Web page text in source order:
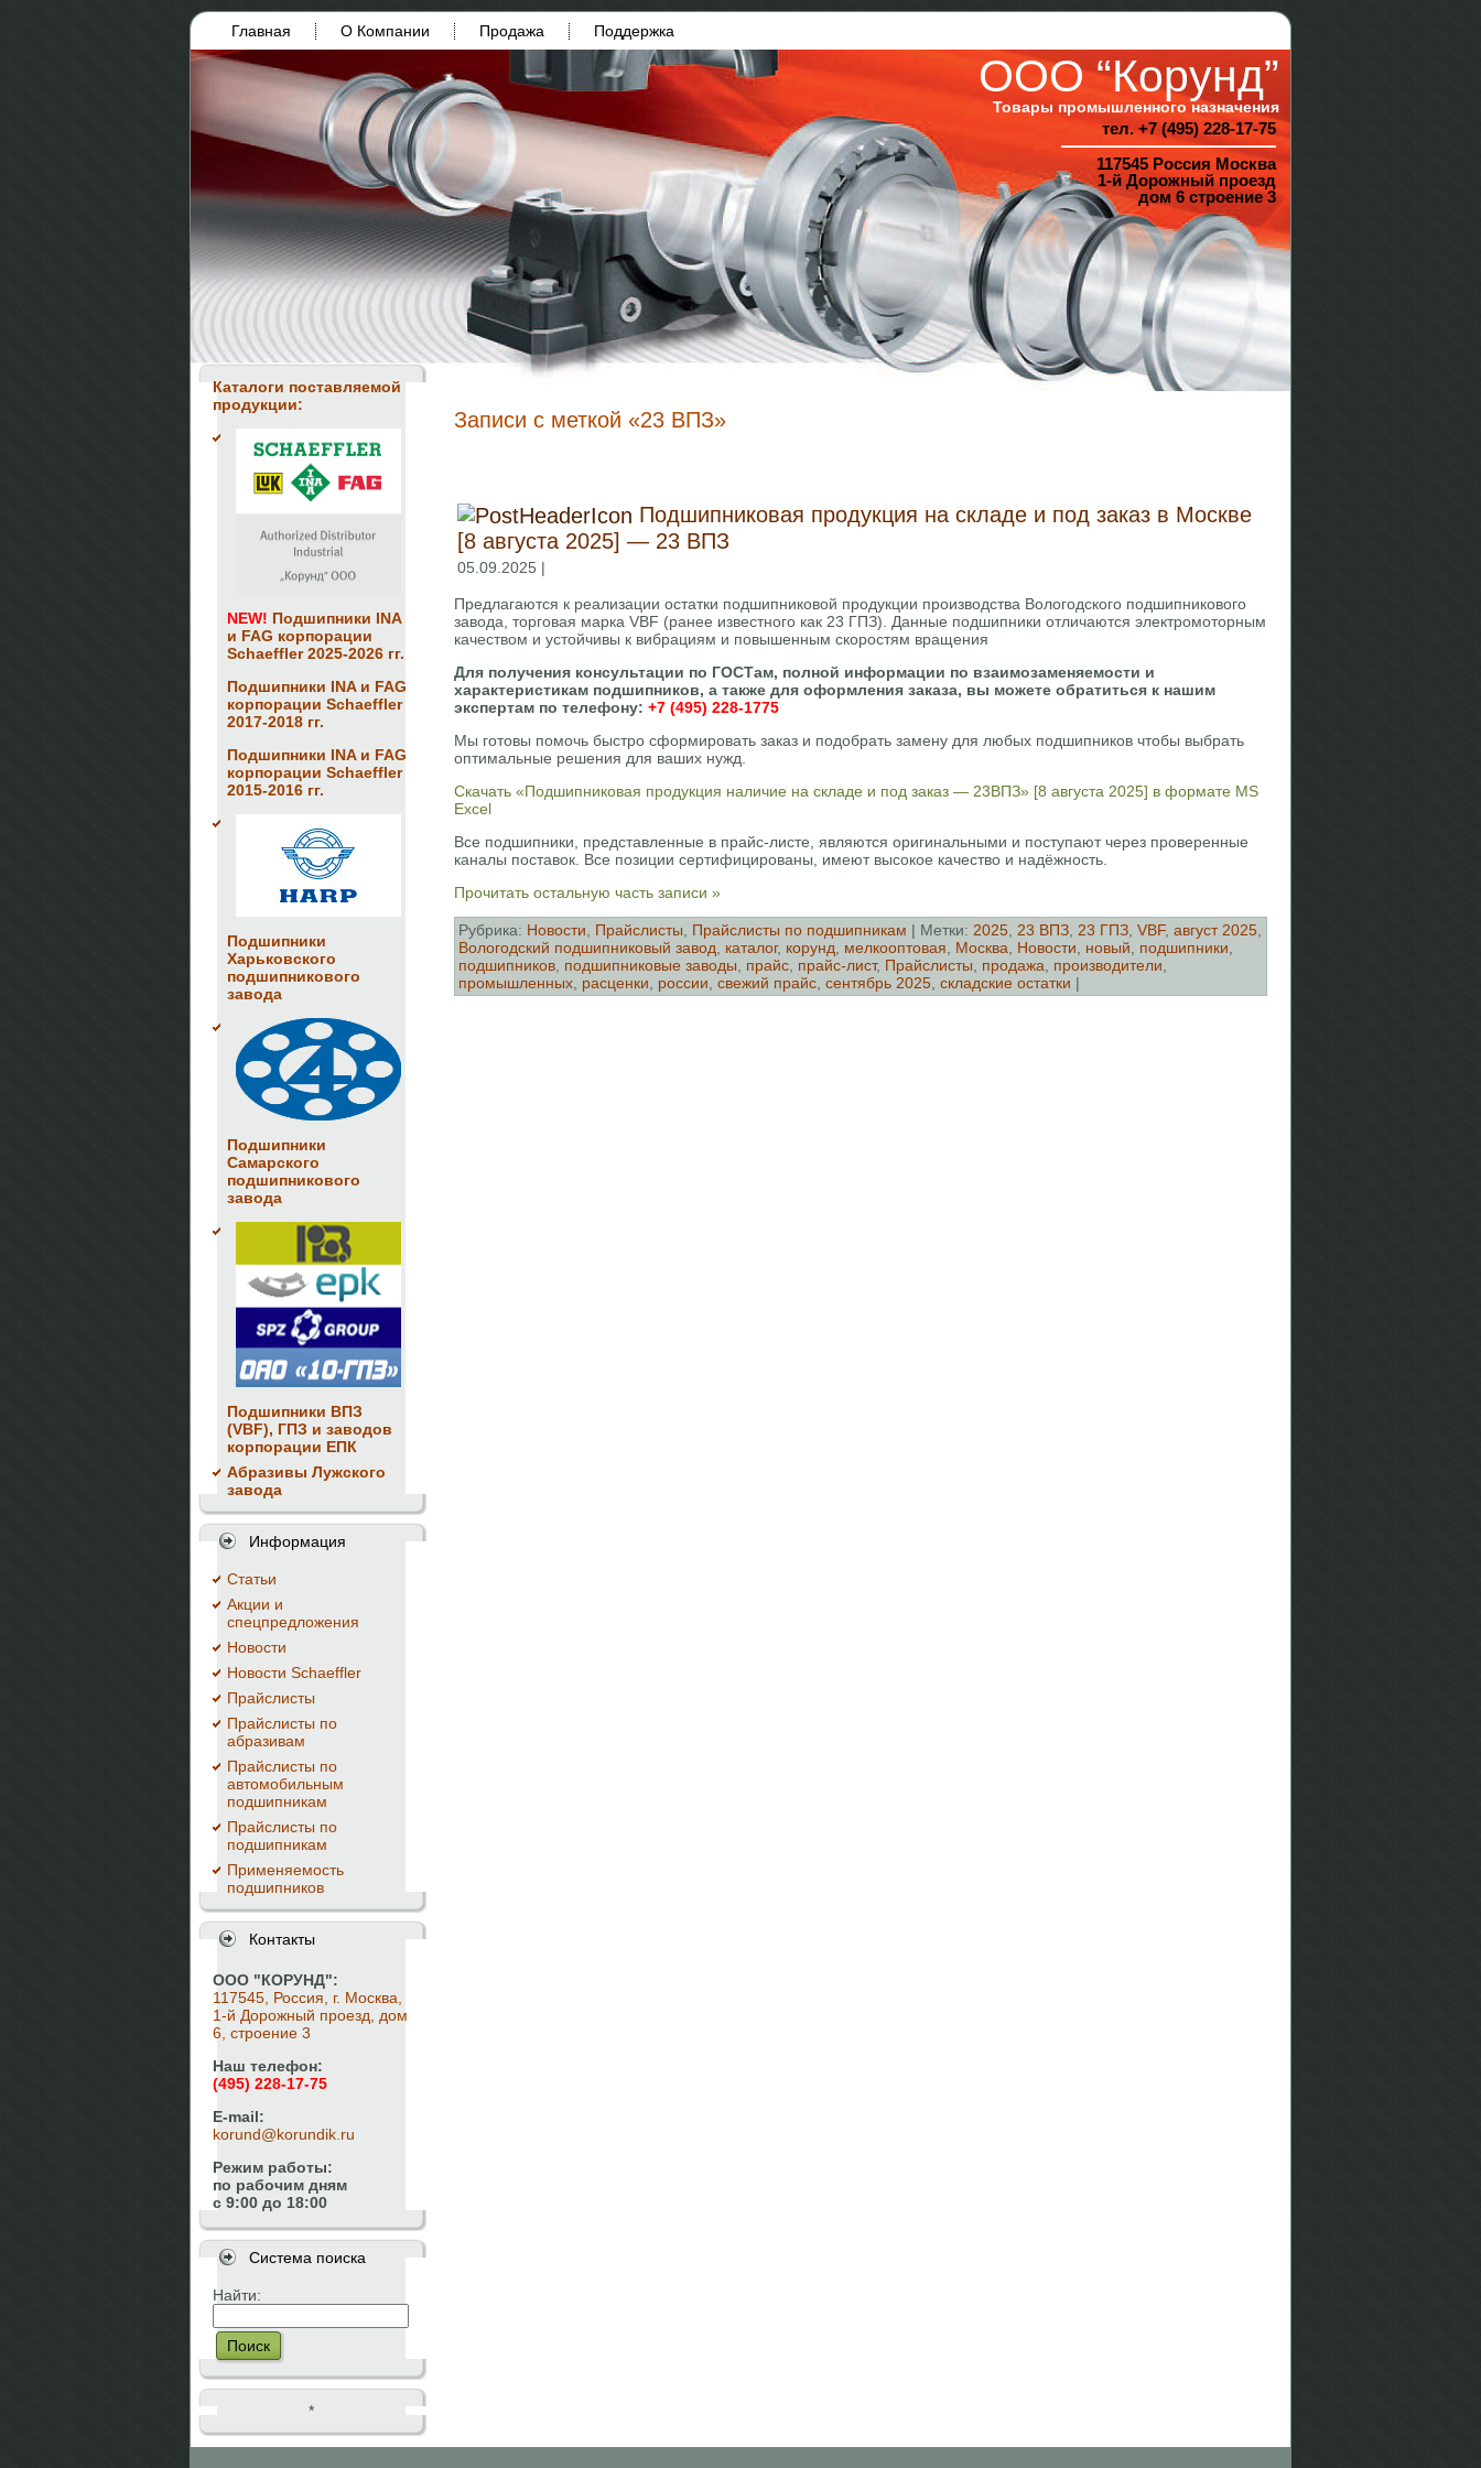
Главная О Компании Продажа Поддержка
ООО “Корунд”
Товары промышленного назначения
тел. +7 (495) 228-17-75
117545 Россия Москва
1-й Дорожный проезд
дом 6 строение 3
Каталоги поставляемой
продукции:
NEW! Подшипники INA
и FAG корпорации
Schaeffler 2025-2026 гг.
Подшипники INA и FAG
корпорации Schaeffler
2017-2018 гг.
Подшипники INA и FAG
корпорации Schaeffler
2015-2016 гг.
Подшипники
Харьковского
подшипникового
завода
Подшипники
Самарского
подшипникового
завода
Подшипники ВПЗ
(VBF), ГПЗ и заводов
корпорации ЕПК
Абразивы Лужского
завода
Информация
Cтатьи
Акции и
спецпредложения
Новости
Новости Schaeffler
Прайслисты
Прайслисты по
абразивам
Прайслисты по
автомобильным
подшипникам
Прайслисты по
подшипникам
Применяемость
подшипников
Контакты
ООО "КОРУНД":
117545, Россия, г. Москва,
1-й Дорожный проезд, дом
6, строение 3
Наш телефон:
(495) 228-17-75
E-mail:
korund@korundik.ru
Режим работы:
по рабочим дням
с 9:00 до 18:00
Система поиска
Найти:
Поиск
*
Записи с меткой «23 ВПЗ»
Подшипниковая продукция на складе и под заказ в Москве
[8 августа 2025] — 23 ВПЗ
05.09.2025 |
Предлагаются к реализации остатки подшипниковой продукции производства Вологодского подшипникового
завода, торговая марка VBF (ранее известного как 23 ГПЗ). Данные подшипники отличаются электромоторным
качеством и устойчивы к вибрациям и повышенным скоростям вращения
Для получения консультации по ГОСТам, полной информации по взаимозаменяемости и
характеристикам подшипников, а также для оформления заказа, вы можете обратиться к нашим
экспертам по телефону: +7 (495) 228-1775
Мы готовы помочь быстро сформировать заказ и подобрать замену для любых подшипников чтобы выбрать
оптимальные решения для ваших нужд.
Скачать «Подшипниковая продукция наличие на складе и под заказ — 23ВПЗ» [8 августа 2025] в формате MS
Excel
Все подшипники, представленные в прайс-листе, являются оригинальными и поступают через проверенные
каналы поставок. Все позиции сертифицированы, имеют высокое качество и надёжность.
Прочитать остальную часть записи »
Рубрика: Новости, Прайслисты, Прайслисты по подшипникам | Метки: 2025, 23 ВПЗ, 23 ГПЗ, VBF, август 2025,
Вологодский подшипниковый завод, каталог, корунд, мелкооптовая, Москва, Новости, новый, подшипники,
подшипников, подшипниковые заводы, прайс, прайс-лист, Прайслисты, продажа, производители,
промышленных, расценки, россии, свежий прайс, сентябрь 2025, складские остатки |